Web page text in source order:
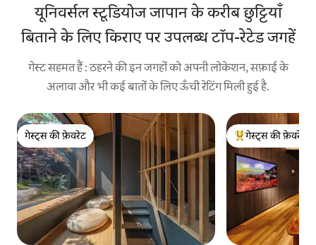
यूनिवर्सल स्टूडियोज जापान के करीब छुट्टियाँ
बिताने के लिए किराए पर उपलब्ध टॉप-रेटेड जगहें
गेस्ट सहमत हैं : ठहरने की इन जगहों को अपनी लोकेशन, सफ़ाई के
अलावा और भी कई बातों के लिए ऊँची रेटिंग मिली हुई है.
गेस्ट्स की फ़ेवरेट
गेस्ट्स की फ़ेवरेट
गेस्ट्स का टॉप फ़ेवरेट
गेस्ट्स की फ़ेवरेट